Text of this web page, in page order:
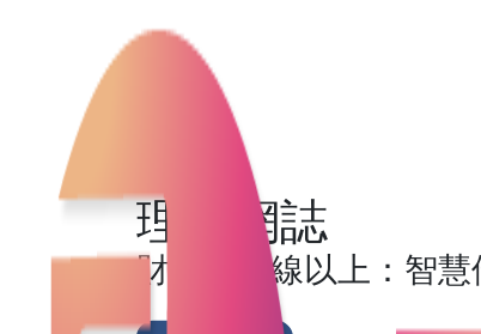
理財網誌
財務安全線以上：智